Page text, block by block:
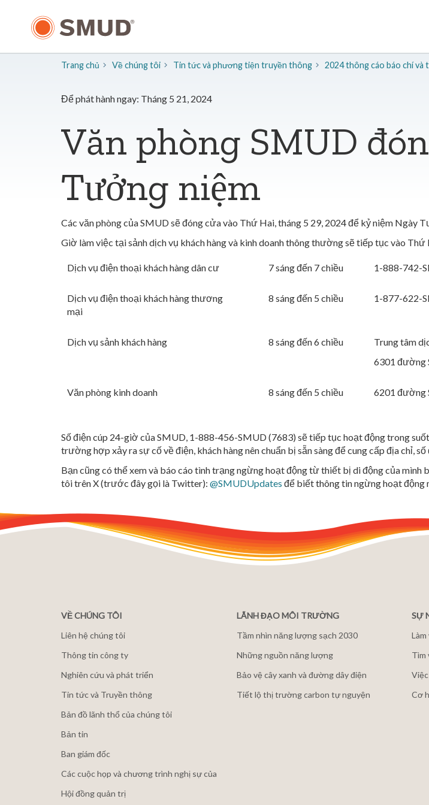
Trang chủ Về chúng tôi ​Tin tức và phương tiện truyền thông 2024 thông cáo báo chí
Để phát hành ngay: Tháng 5 21, 2024
Văn phòng SMUD
Tưởng niệm
Các văn phòng của SMUD sẽ đóng cửa vào Thứ Hai, tháng 5 29, 2024 để kỷ niệm Ngày
Giờ làm việc tại sảnh dịch vụ khách hàng và kinh doanh thông thường sẽ tiếp tục vào Thứ
Dịch vụ điện thoại khách hàng dân cư 7 sáng đến 7 chiều 1-888-742-
Dịch vụ điện thoại khách hàng thương
mại
8 sáng đến 5 chiều 1-877-622-
Dịch vụ sảnh khách hàng 8 sáng đến 6 chiều
Trung tâm
6301 đường
Văn phòng kinh doanh 8 sáng đến 5 chiều 6201 đường
Số điện cúp 24-giờ của SMUD, 1-888-456-SMUD (7683) sẽ tiếp tục hoạt động trong
trường hợp xảy ra sự cố về điện, khách hàng nên chuẩn bị sẵn sàng để cung cấp địa chỉ,
Bạn cũng có thể xem và báo cáo tình trạng ngừng hoạt động từ thiết bị di động của mình
tôi trên X (trước đây gọi là Twitter): @SMUDUpdates để biết thông tin ngừng hoạt động
VỀ CHÚNG TÔI
Liên hệ chúng tôi
Thông tin công ty
Nghiên cứu và phát triển
Tin tức và Truyền thông
Bản đồ lãnh thổ của chúng tôi
Bản tin
Ban giám đốc
Các cuộc họp và chương trình nghị sự của
Hội đồng quản trị
LÃNH ĐẠO MÔI TRƯỜNG
Tầm nhìn năng lượng sạch 2030
Những nguồn năng lượng
Bảo vệ cây xanh và đường dây điện
Tiết lộ thị trường carbon tự nguyện
SỰ
Tìm
Cơ